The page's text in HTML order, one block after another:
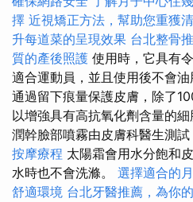
擇 近視矯正方法，幫助您重獲
升每道菜的呈現效果 台北整骨
質的產後照護 使用時，它具有
適合運動員，並且使用後不會油
通過留下痕量保護皮膚，除了
以增強具有高抗氧化劑含量的
潤幹臉部噴霧由皮膚科醫生測試
按摩療程 太陽霜會用水分飽和
水時也不會洗滌。 選擇適合的
舒適環境 台北牙醫推薦，為你